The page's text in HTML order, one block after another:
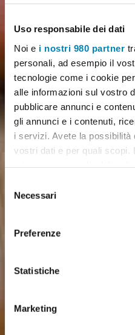
Uso responsabile dei dati
Noi e i nostri 980 partner
personali, ad esempio il
tecnologie come i cookie
alle informazioni sul vostro
pubblicare annunci e
gli annunci e i contenuti,
i servizi. Avete la
vostri dati e per quali scopi.
modificare o revocare il
momento dalla
e imposta le tue preferenze
modificare o ritirare il tuo
delNecessari
Preferenze
Statistiche
Marketing